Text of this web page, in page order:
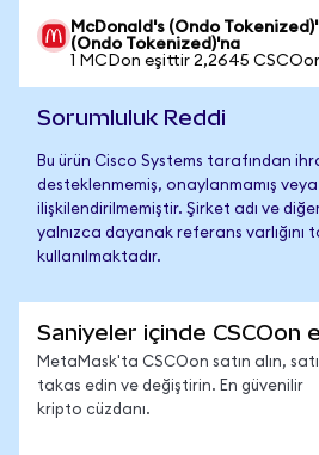
McDonald's (Ondo
(Ondo Tokenized)'na
1 MCDon eşittir 2,2645
Sorumluluk Reddi
Bu ürün Cisco Systems tarafından
desteklenmemiş, onaylanmamış
ilişkilendirilmemiştir. Şirket adı ve
yalnızca dayanak referans varlığını
kullanılmaktadır.
Saniyeler içinde CSCOon
MetaMask'ta CSCOon satın alın,
takas edin ve değiştirin. En güvenilir
kripto cüzdanı.